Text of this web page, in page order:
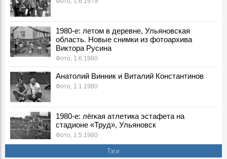
фотоархива Виктора Русина
Фото, 1 Мая 1980
Легендарного тренера Геннадия Климова похоронят на
Северном кладбище
Герои, 31 Марта 2026
Ледоход на Волге, вид на Речной порт. 1980-е, Ульяновск
Фото, 10 Апреля 1980
Покраска "Метеора" к навигации, 1980-е годы. Ульяновск
Фото, 1 Мая 1980
Опубликованы архивные номера журналов «Симбирск»
«Карамзинский сад»
События, 12 Марта 2026
В Ульяновске презентовали издание, посвящённое
епископу Симбирскому и Сызранскому Гурию
1980-е: летом в деревне, Ульяновская
область. Новые снимки из фотоархива
Виктора Русина
Фото, 1.6.1980
Анатолий Винник и Виталий Константинов
Фото, 1.1.1980
1980-е: лёгкая атлетика эстафета на
стадионе «Труд», Ульяновск
Фото, 1.5.1980
Тэги